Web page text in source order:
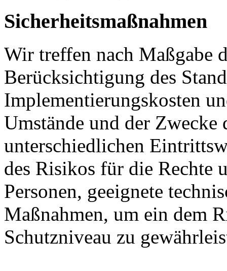
Sicherheitsmaßnahmen
Wir treffen nach Maßgabe
Berücksichtigung des
Implementierungskosten
Umstände und der Zwecke
unterschiedlichen
des Risikos für die Rechte
Personen, geeignete
Maßnahmen, um ein dem
Schutzniveau zu